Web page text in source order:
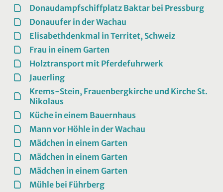
Donaudampfschiffplatz Baktar bei Pressburg
Donauufer in der Wachau
Elisabethdenkmal in Territet, Schweiz
Frau in einem Garten
Holztransport mit Pferdefuhrwerk
Jauerling
Krems-Stein, Frauenbergkirche und Kirche St.
Nikolaus
Küche in einem Bauernhaus
Mann vor Höhle in der Wachau
Mädchen in einem Garten
Mädchen in einem Garten
Mädchen in einem Garten
Mühle bei Führberg